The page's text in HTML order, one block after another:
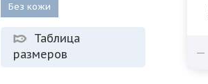
Без кожи
Таблица
размеров